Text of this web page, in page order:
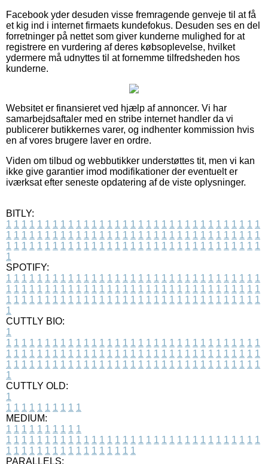
Facebook yder desuden visse fremragende genveje til at få
et kig ind i internet firmaets kundefokus. Desuden ses en del
forretninger på nettet som giver kunderne mulighed for at
registrere en vurdering af deres købsoplevelse, hvilket
ydermere må udnyttes til at fornemme tilfredsheden hos
kunderne.
Websitet er finansieret ved hjælp af annoncer. Vi har
samarbejdsaftaler med en stribe internet handler da vi
publicerer butikkernes varer, og indhenter kommission hvis
en af vores brugere laver en ordre.
Viden om tilbud og webbutikker understøttes tit, men vi kan
ikke give garantier imod modifikationer der eventuelt er
iværksat efter seneste opdatering af de viste oplysninger.
BITLY:
1 1 1 1 1 1 1 1 1 1 1 1 1 1 1 1 1 1 1 1 1 1 1 1 1 1 1 1 1 1 1 1 1
1 1 1 1 1 1 1 1 1 1 1 1 1 1 1 1 1 1 1 1 1 1 1 1 1 1 1 1 1 1 1 1 1
1 1 1 1 1 1 1 1 1 1 1 1 1 1 1 1 1 1 1 1 1 1 1 1 1 1 1 1 1 1 1 1 1
1
SPOTIFY:
1 1 1 1 1 1 1 1 1 1 1 1 1 1 1 1 1 1 1 1 1 1 1 1 1 1 1 1 1 1 1 1 1
1 1 1 1 1 1 1 1 1 1 1 1 1 1 1 1 1 1 1 1 1 1 1 1 1 1 1 1 1 1 1 1 1
1 1 1 1 1 1 1 1 1 1 1 1 1 1 1 1 1 1 1 1 1 1 1 1 1 1 1 1 1 1 1 1 1
1
CUTTLY BIO:
1
1 1 1 1 1 1 1 1 1 1 1 1 1 1 1 1 1 1 1 1 1 1 1 1 1 1 1 1 1 1 1 1 1
1 1 1 1 1 1 1 1 1 1 1 1 1 1 1 1 1 1 1 1 1 1 1 1 1 1 1 1 1 1 1 1 1
1 1 1 1 1 1 1 1 1 1 1 1 1 1 1 1 1 1 1 1 1 1 1 1 1 1 1 1 1 1 1 1 1
1
CUTTLY OLD:
1
1 1 1 1 1 1 1 1 1 1
MEDIUM:
1 1 1 1 1 1 1 1 1 1
1 1 1 1 1 1 1 1 1 1 1 1 1 1 1 1 1 1 1 1 1 1 1 1 1 1 1 1 1 1 1 1 1
1 1 1 1 1 1 1 1 1 1 1 1 1 1 1 1 1
PARALLELS: